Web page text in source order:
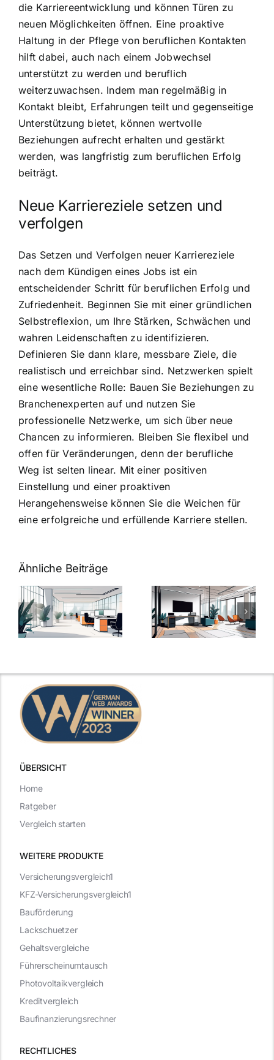
die Karriereentwicklung und können Türen zu
neuen Möglichkeiten öffnen. Eine proaktive
Haltung in der Pflege von beruflichen Kontakten
hilft dabei, auch nach einem Jobwechsel
unterstützt zu werden und beruflich
weiterzuwachsen. Indem man regelmäßig in
Kontakt bleibt, Erfahrungen teilt und gegenseitige
Unterstützung bietet, können wertvolle
Beziehungen aufrecht erhalten und gestärkt
werden, was langfristig zum beruflichen Erfolg
beiträgt.
Neue Karriereziele setzen und
verfolgen
Das Setzen und Verfolgen neuer Karriereziele
nach dem Kündigen eines Jobs ist ein
entscheidender Schritt für beruflichen Erfolg und
Zufriedenheit. Beginnen Sie mit einer gründlichen
Selbstreflexion, um Ihre Stärken, Schwächen und
wahren Leidenschaften zu identifizieren.
Definieren Sie dann klare, messbare Ziele, die
realistisch und erreichbar sind. Netzwerken spielt
eine wesentliche Rolle: Bauen Sie Beziehungen zu
Branchenexperten auf und nutzen Sie
professionelle Netzwerke, um sich über neue
Chancen zu informieren. Bleiben Sie flexibel und
offen für Veränderungen, denn der berufliche
Weg ist selten linear. Mit einer positiven
Einstellung und einer proaktiven
Herangehensweise können Sie die Weichen für
eine erfolgreiche und erfüllende Karriere stellen.
Ähnliche Beiträge
Arbeitgeber-
Zusatzleistungen:
5
inspirierende
Warum
bei
Arbeitgebern
ÜBERSICHT
WEITERE PRODUKTE
RECHTLICHES
Versicherungsvergleich1
KFZ-Versicherungsvergleich1
Bauförderung
Lackschuetzer
Gehaltsvergleiche
Führerscheinumtausch
Photovoltaikvergleich
Kreditvergleich
Baufinanzierungsrechner
Home
Ratgeber
Vergleich starten